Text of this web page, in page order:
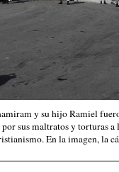
y su hijo Ramiel
sus maltratos y torturas a
En la imagen, la